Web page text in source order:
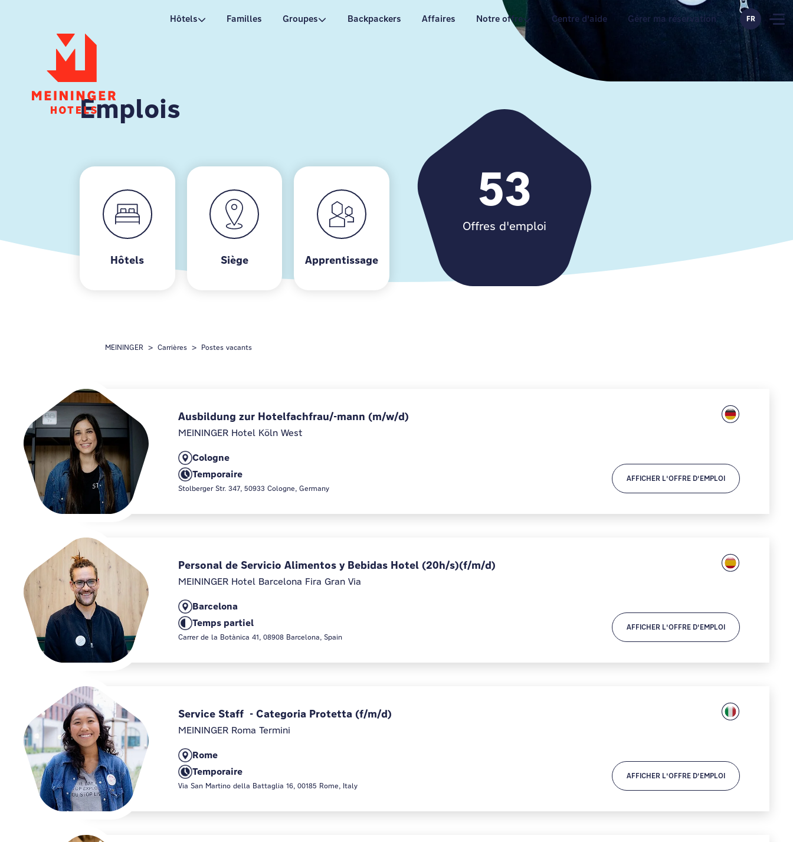
P Hôtels Familles Groupes Backpackers Affaires Notre offre Centre d'aide Gérer ma réservation FR
Emplois
Hôtels Siège Apprentissage
53
Offres d'emploi
MEININGER Carrières Postes vacants
Ausbildung zur Hotelfachfrau/-mann (m/w/d)
MEININGER Hotel Köln West
Cologne
Temporaire
Stolberger Str. 347, 50933 Cologne, Germany
AFFICHER L'OFFRE D'EMPLOI
Personal de Servicio Alimentos y Bebidas Hotel (20h/s)(f/m/d)
MEININGER Hotel Barcelona Fira Gran Via
Barcelona
Temps partiel
Carrer de la Botànica 41, 08908 Barcelona, Spain
AFFICHER L'OFFRE D'EMPLOI
Service Staff - Categoria Protetta (f/m/d)
MEININGER Roma Termini
Rome
Temporaire
Via San Martino della Battaglia 16, 00185 Rome, Italy
AFFICHER L'OFFRE D'EMPLOI